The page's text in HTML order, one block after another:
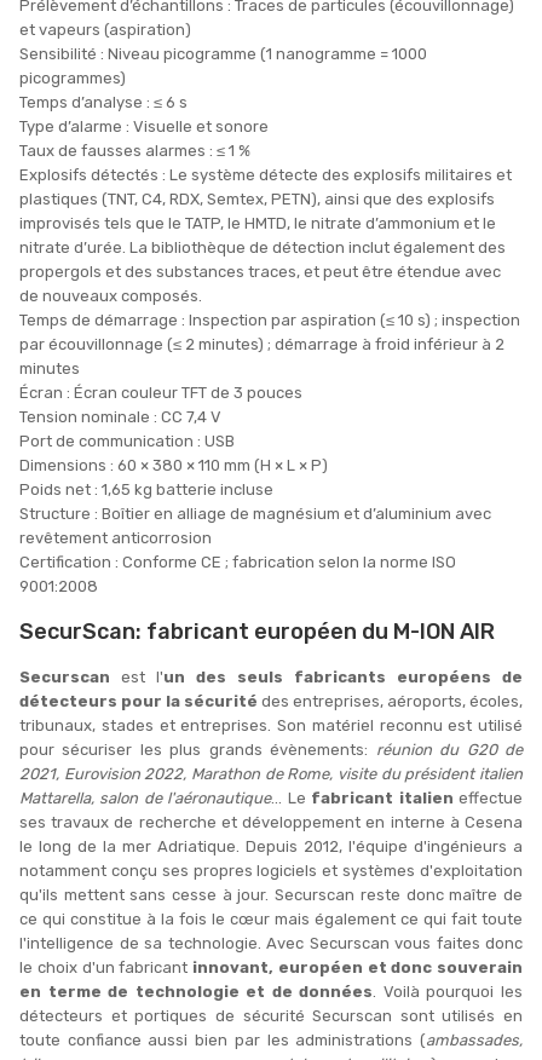
Prélèvement d’échantillons : Traces de particules (écouvillonnage)
et vapeurs (aspiration)
Sensibilité : Niveau picogramme (1 nanogramme = 1000
picogrammes)
Temps d’analyse : ≤ 6 s
Type d’alarme : Visuelle et sonore
Taux de fausses alarmes : ≤ 1 %
Explosifs détectés : Le système détecte des explosifs militaires et
plastiques (TNT, C4, RDX, Semtex, PETN), ainsi que des explosifs
improvisés tels que le TATP, le HMTD, le nitrate d’ammonium et le
nitrate d’urée. La bibliothèque de détection inclut également des
propergols et des substances traces, et peut être étendue avec
de nouveaux composés.
Temps de démarrage : Inspection par aspiration (≤ 10 s) ; inspection
par écouvillonnage (≤ 2 minutes) ; démarrage à froid inférieur à 2
minutes
Écran : Écran couleur TFT de 3 pouces
Tension nominale : CC 7,4 V
Port de communication : USB
Dimensions : 60 × 380 × 110 mm (H × L × P)
Poids net : 1,65 kg batterie incluse
Structure : Boîtier en alliage de magnésium et d’aluminium avec
revêtement anticorrosion
Certification : Conforme CE ; fabrication selon la norme ISO
9001:2008
SecurScan: fabricant européen du M-ION AIR
Securscan est l'un des seuls fabricants européens de
détecteurs pour la sécurité des entreprises, aéroports, écoles,
tribunaux, stades et entreprises. Son matériel reconnu est utilisé
pour sécuriser les plus grands évènements: réunion du G20 de
2021, Eurovision 2022, Marathon de Rome, visite du président italien
Mattarella, salon de l'aéronautique... Le fabricant italien effectue
ses travaux de recherche et développement en interne à Cesena
le long de la mer Adriatique. Depuis 2012, l'équipe d'ingénieurs a
notamment conçu ses propres logiciels et systèmes d'exploitation
qu'ils mettent sans cesse à jour. Securscan reste donc maître de
ce qui constitue à la fois le cœur mais également ce qui fait toute
l'intelligence de sa technologie. Avec Securscan vous faites donc
le choix d'un fabricant innovant, européen et donc souverain
en terme de technologie et de données. Voilà pourquoi les
détecteurs et portiques de sécurité Securscan sont utilisés en
toute confiance aussi bien par les administrations (ambassades,